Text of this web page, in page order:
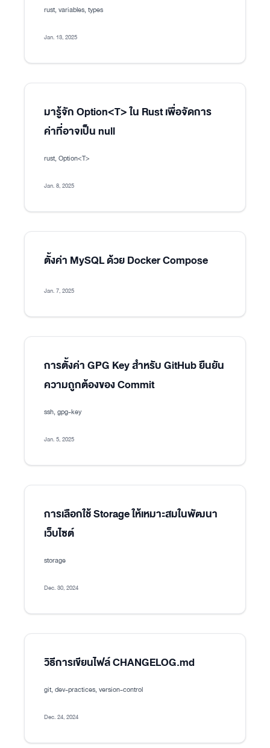
rust, variables, types
Jan. 13, 2025
มารู้จัก Option<T> ใน Rust เพื่อจัดการ
ค่าที่อาจเป็น null
rust, Option<T>
Jan. 8, 2025
ตั้งค่า MySQL ด้วย Docker Compose
Jan. 7, 2025
การตั้งค่า GPG Key สำหรับ GitHub ยืนยัน
ความถูกต้องของ Commit
ssh, gpg-key
Jan. 5, 2025
การเลือกใช้ Storage ให้เหมาะสมในพัฒนา
เว็บไซต์
storage
Dec. 30, 2024
วิธีการเขียนไฟล์ CHANGELOG.md
git, dev-practices, version-control
Dec. 24, 2024